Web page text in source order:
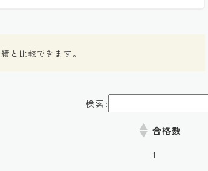
と比較できます。
検索:
合格数
1